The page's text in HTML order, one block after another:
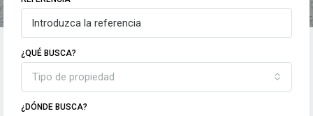
¿QUÉ BUSCA?
Tipo de propiedad
¿DÓNDE BUSCA?